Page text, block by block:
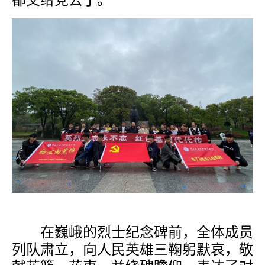
在巍峨的烈士纪念碑前，全体成员
列队肃立，向人民英雄三鞠躬默哀，敬